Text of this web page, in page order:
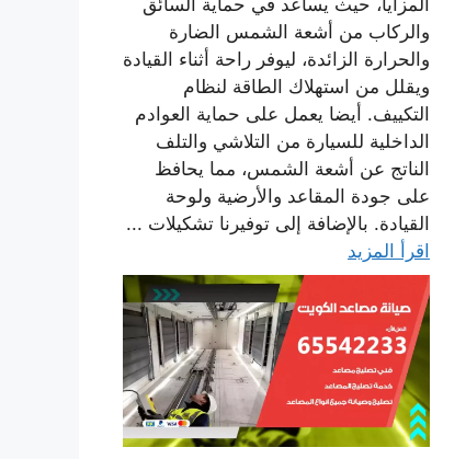
المزايا، حيث يساعد في حماية السائق
والركاب من أشعة الشمس الضارة
والحرارة الزائدة، ليوفر راحة أثناء القيادة
ويقلل من استهلاك الطاقة لنظام
التكييف. أيضا يعمل على حماية العوادم
الداخلية للسيارة من التلاشي والتلف
الناتج عن أشعة الشمس، مما يحافظ
على جودة المقاعد والأرضية ولوحة
القيادة. بالإضافة إلى توفيرنا تشكيلات ...
اقرأ المزيد